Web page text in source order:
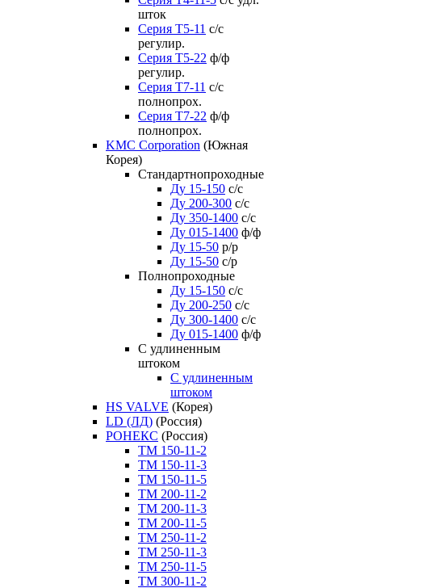
шток
Серия Т5-11 с/с
регулир.
Серия Т5-22 ф/ф
регулир.
Серия Т7-11 с/с
полнопрох.
Серия Т7-22 ф/ф
полнопрох.
KMC Corporation (Южная
Корея)
Стандартнопроходные
Ду 15-150 с/с
Ду 200-300 с/с
Ду 350-1400 с/с
Ду 015-1400 ф/ф
Ду 15-50 р/р
Ду 15-50 с/р
Полнопроходные
Ду 15-150 с/с
Ду 200-250 с/с
Ду 300-1400 с/с
Ду 015-1400 ф/ф
С удлиненным
штоком
C удлиненным
штоком
HS VALVE (Корея)
LD (ЛД) (Россия)
РОНЕКС (Россия)
ТM 150-11-2
ТM 150-11-3
ТM 150-11-5
ТM 200-11-2
ТM 200-11-3
ТM 200-11-5
ТM 250-11-2
ТM 250-11-3
ТM 250-11-5
ТM 300-11-2